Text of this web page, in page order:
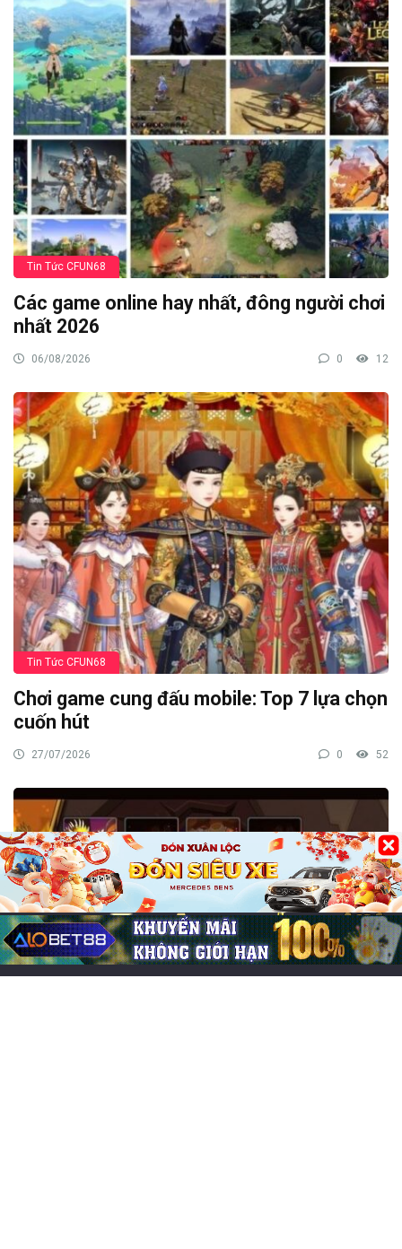
Tin Tức CFUN68
Các game online hay nhất, đông người chơi
nhất 2026
06/08/2026 0 12
Tin Tức CFUN68
Chơi game cung đấu mobile: Top 7 lựa chọn
cuốn hút
27/07/2026 0 52